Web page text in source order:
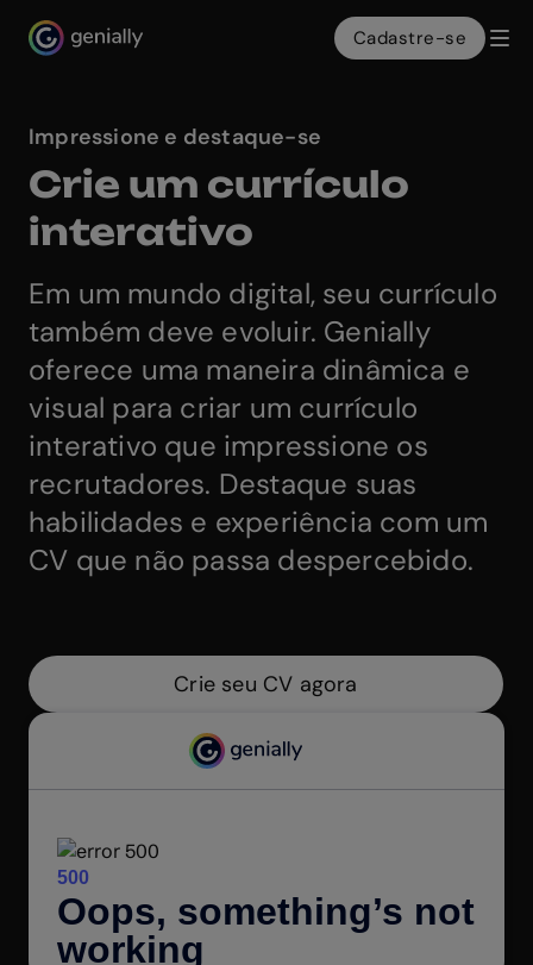
Genialy home page
Cadastre-se
Impressione e destaque-se
Crie um currículo
interativo
Em um mundo digital, seu currículo
também deve evoluir. Genially
oferece uma maneira dinâmica e
visual para criar um currículo
interativo que impressione os
recrutadores. Destaque suas
habilidades e experiência com um
CV que não passa despercebido.
Crie seu CV agora